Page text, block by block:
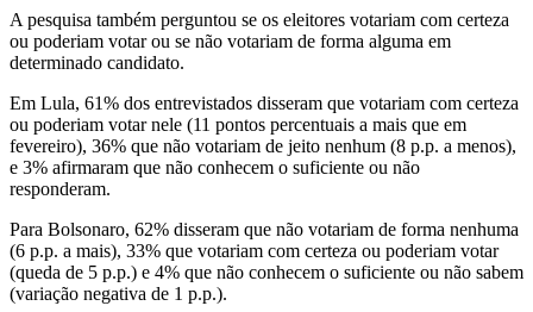
A pesquisa também perguntou se os eleitores votariam com certeza
ou poderiam votar ou se não votariam de forma alguma em
determinado candidato.
Em Lula, 61% dos entrevistados disseram que votariam com certeza
ou poderiam votar nele (11 pontos percentuais a mais que em
fevereiro), 36% que não votariam de jeito nenhum (8 p.p. a menos),
e 3% afirmaram que não conhecem o suficiente ou não
responderam.
Para Bolsonaro, 62% disseram que não votariam de forma nenhuma
(6 p.p. a mais), 33% que votariam com certeza ou poderiam votar
(queda de 5 p.p.) e 4% que não conhecem o suficiente ou não sabem
(variação negativa de 1 p.p.).